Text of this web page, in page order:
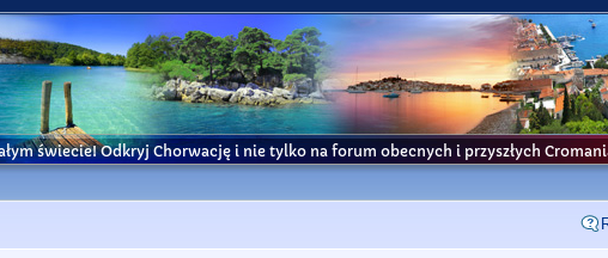
świecie! Odkryj Chorwację i nie tylko na forum obecnych i przyszłych